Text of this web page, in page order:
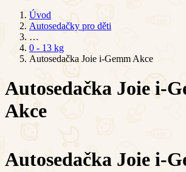
Úvod
Autosedačky pro děti
…
0 - 13 kg
Autosedačka Joie i-Gemm Akce
Autosedačka Joie i-
Akce
Autosedačka Joie i-